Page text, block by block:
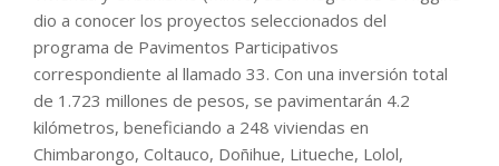
dio a conocer los proyectos seleccionados del
programa de Pavimentos Participativos
correspondiente al llamado 33. Con una inversión total
de 1.723 millones de pesos, se pavimentarán 4.2
kilómetros, beneficiando a 248 viviendas en
Chimbarongo, Coltauco, Doñihue, Litueche, Lolol,